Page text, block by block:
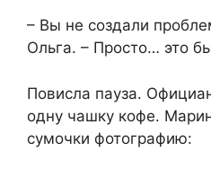
– Вы не создали
Ольга. – Просто… это
Повисла пауза.
одну чашку кофе.
сумочки фотографию: